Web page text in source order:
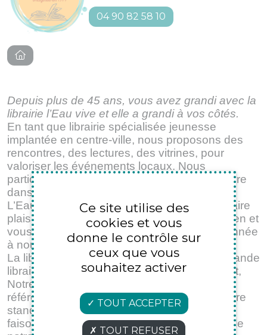
04 90 82 58 10
Depuis plus de 45 ans, vous avez grandi avec la
librairie l’Eau vive et elle a grandi à vos côtés.
En tant que librairie spécialisée jeunesse
implantée en centre-ville, nous proposons des
rencontres, des lectures, des vitrines, pour
valoriser les événements locaux. Nous
participons à de très nombreux salons du Livre
dans notre région.
L’Eau Vive c’est la fierté et le désir de vous faire
plaisir, c’est votre reconnaissance au quotidien et
vous êtes toujours plus nombreux chaque année
à nous prouver votre attachement.
La librairie L’Eau Vive est devenue la plus grande
librairie spécialisée jeunesse du département,
Notre assortiment riche de plus de 40 000
références est volontairement éloigné de l’offre
standardisée des grandes surfaces. Nous
faisons des choix, notre fonds est à l’image de
Ce site utilise des
cookies et vous
donne le contrôle sur
ceux que vous
souhaitez activer
TOUT ACCEPTER
TOUT REFUSER